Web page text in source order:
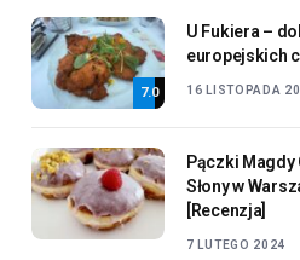
7.0
U Fukiera –
europejskich
16 LISTOPADA
Pączki Magdy
Słony w
[Recenzja]
7 LUTEGO 2024